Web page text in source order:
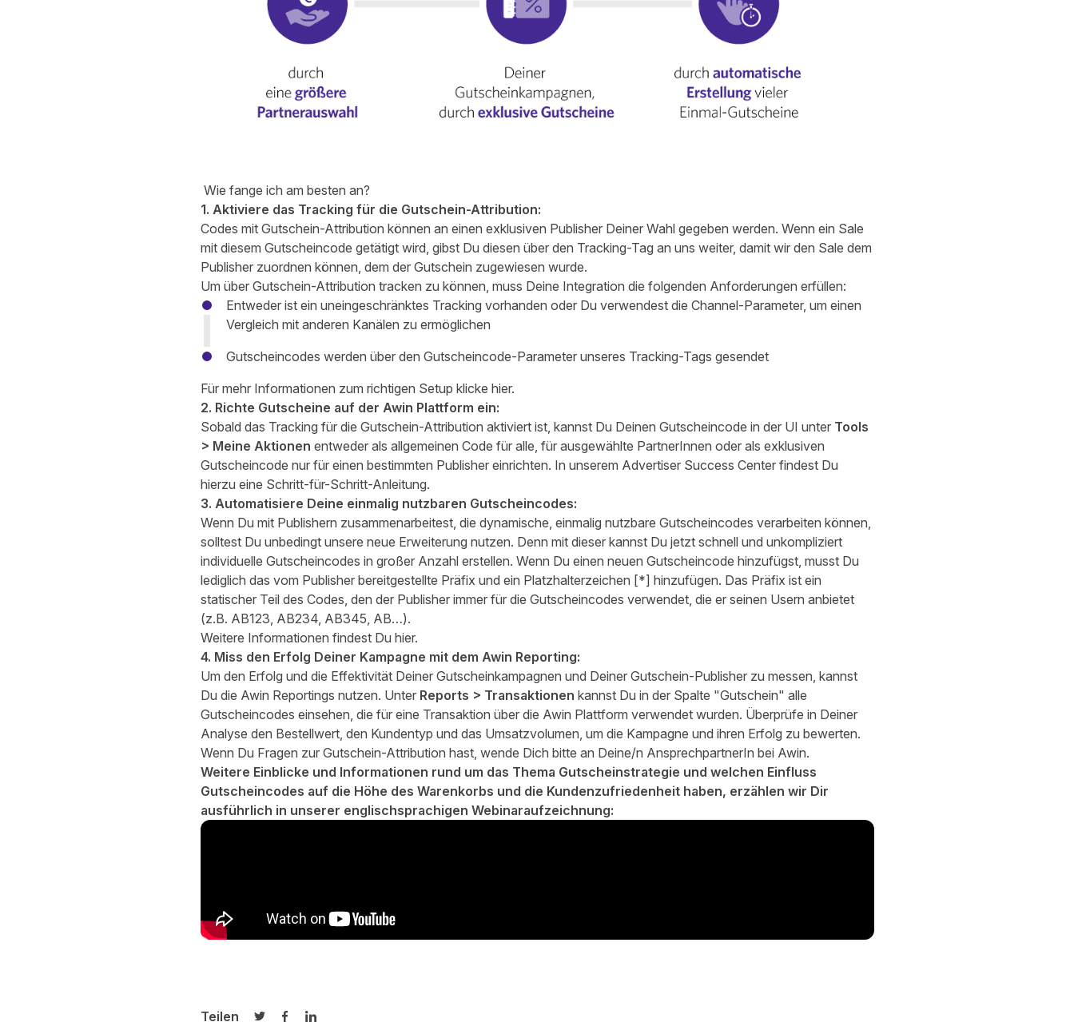
Wie fange ich am besten an?
1. Aktiviere das Tracking für die Gutschein-Attribution:
Codes mit Gutschein-Attribution können an einen exklusiven Publisher Deiner Wahl gegeben werden. Wenn ein Sale
mit diesem Gutscheincode getätigt wird, gibst Du diesen über den Tracking-Tag an uns weiter, damit wir den Sale dem
Publisher zuordnen können, dem der Gutschein zugewiesen wurde.
Um über Gutschein-Attribution tracken zu können, muss Deine Integration die folgenden Anforderungen erfüllen:
Entweder ist ein uneingeschränktes Tracking vorhanden oder Du verwendest die Channel-Parameter, um einen
Vergleich mit anderen Kanälen zu ermöglichen
Gutscheincodes werden über den Gutscheincode-Parameter unseres Tracking-Tags gesendet
Für mehr Informationen zum richtigen Setup klicke hier.
2. Richte Gutscheine auf der Awin Plattform ein:
Sobald das Tracking für die Gutschein-Attribution aktiviert ist, kannst Du Deinen Gutscheincode in der UI unter Tools
> Meine Aktionen entweder als allgemeinen Code für alle, für ausgewählte PartnerInnen oder als exklusiven
Gutscheincode nur für einen bestimmten Publisher einrichten. In unserem Advertiser Success Centerfindest Du
hierzu eine Schritt-für-Schritt-Anleitung.
3. Automatisiere Deine einmalig nutzbaren Gutscheincodes:
Wenn Du mit Publishern zusammenarbeitest, die dynamische, einmalig nutzbare Gutscheincodes verarbeiten können,
solltest Du unbedingt unsere neue Erweiterung nutzen. Denn mit dieser kannst Du jetzt schnell und unkompliziert
individuelle Gutscheincodes in großer Anzahl erstellen. Wenn Du einen neuen Gutscheincode hinzufügst, musst Du
lediglich das vom Publisher bereitgestellte Präfix und ein Platzhalterzeichen [*] hinzufügen. Das Präfix ist ein
statischer Teil des Codes, den der Publisher immer für die Gutscheincodes verwendet, die er seinen Usern anbietet
(z.B. AB123, AB234, AB345, AB…).
Weitere Informationen findest Du hier.
4. Miss den Erfolg Deiner Kampagne mit dem Awin Reporting:
Um den Erfolg und die Effektivität Deiner Gutscheinkampagnen und Deiner Gutschein-Publisher zu messen, kannst
Du die Awin Reportings nutzen. Unter Reports > Transaktionen kannst Du in der Spalte "Gutschein" alle
Gutscheincodes einsehen, die für eine Transaktion über die Awin Plattform verwendet wurden. Überprüfe in Deiner
Analyse den Bestellwert, den Kundentyp und das Umsatzvolumen, um die Kampagne und ihren Erfolg zu bewerten.
Wenn Du Fragen zur Gutschein-Attribution hast, wende Dich bitte an Deine/n AnsprechpartnerIn bei Awin.
Weitere Einblicke und Informationen rund um das Thema Gutscheinstrategie und welchen Einfluss
Gutscheincodes auf die Höhe des Warenkorbs und die Kundenzufriedenheit haben, erzählen wir Dir
ausführlich in unserer englischsprachigen Webinaraufzeichnung:
Teilen